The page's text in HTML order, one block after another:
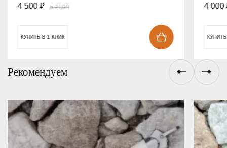
4 500 ₽ 5 200₽
КУПИТЬ В 1 КЛИК
4 000
Рекомендуем